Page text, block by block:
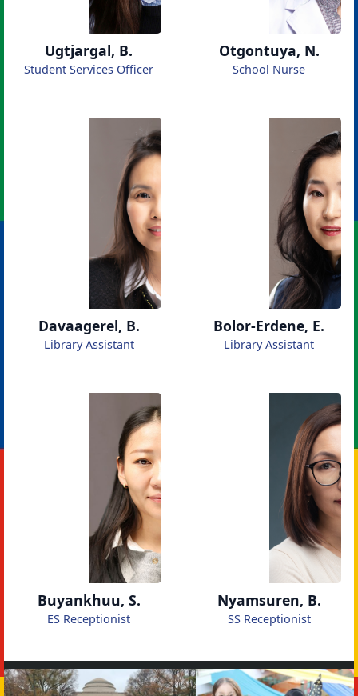
Ugtjargal, B.
Student Services Officer
Otgontuya, N.
School Nurse
Davaagerel, B.
Library Assistant
Bolor-Erdene, E.
Library Assistant
Buyankhuu, S.
ES Receptionist
Nyamsuren, B.
SS Receptionist